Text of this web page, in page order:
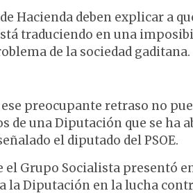
Hacienda deben explicar a
traduciendo en una
de la sociedad gaditana.
preocupante retraso no
de una Diputación que se ha
el diputado del PSOE.
el Grupo Socialista presentó
la Diputación en la lucha